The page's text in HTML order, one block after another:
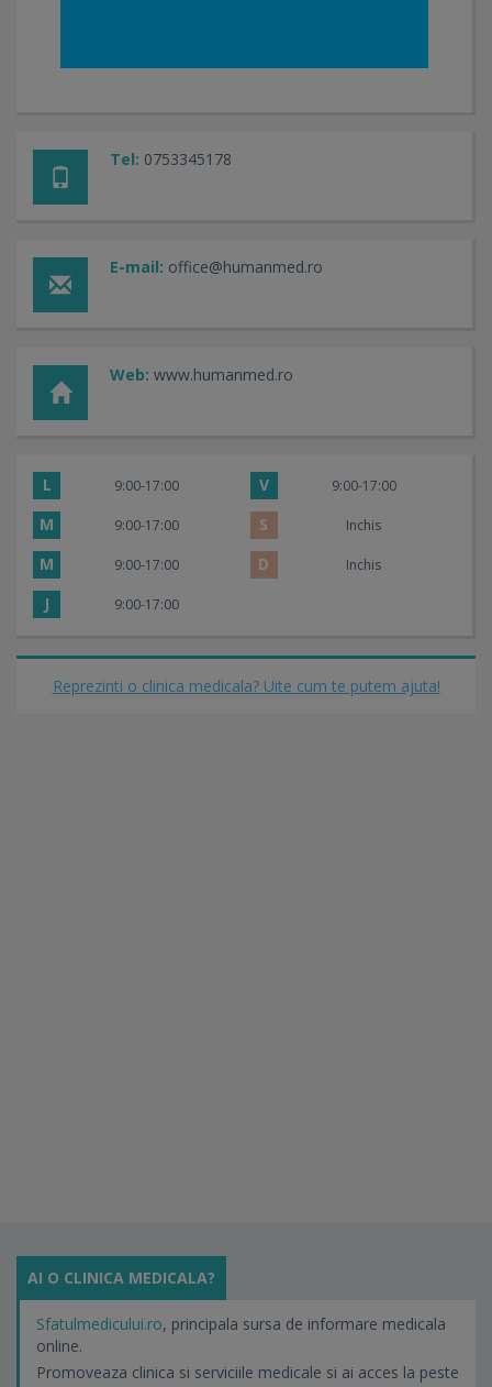
Tel: 0753345178
E-mail: office@humanmed.ro
Web: www.humanmed.ro
L 9:00-17:00 V 9:00-17:00
M 9:00-17:00 S Inchis
M 9:00-17:00 D Inchis
J 9:00-17:00
Reprezinti o clinica medicala? Uite cum te putem ajuta!
AI O CLINICA MEDICALA?
Sfatulmedicului.ro, principala sursa de informare medicala
online.
Promoveaza clinica si serviciile medicale si ai acces la peste